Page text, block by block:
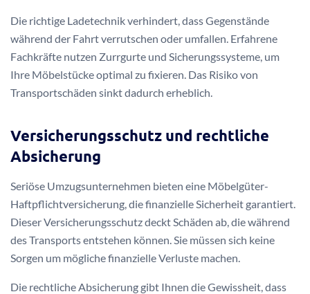
Die richtige Ladetechnik verhindert, dass Gegenstände
während der Fahrt verrutschen oder umfallen. Erfahrene
Fachkräfte nutzen Zurrgurte und Sicherungssysteme, um
Ihre Möbelstücke optimal zu fixieren. Das Risiko von
Transportschäden sinkt dadurch erheblich.
Versicherungsschutz und rechtliche
Absicherung
Seriöse Umzugsunternehmen bieten eine Möbelgüter-
Haftpflichtversicherung, die finanzielle Sicherheit garantiert.
Dieser Versicherungsschutz deckt Schäden ab, die während
des Transports entstehen können. Sie müssen sich keine
Sorgen um mögliche finanzielle Verluste machen.
Die rechtliche Absicherung gibt Ihnen die Gewissheit, dass